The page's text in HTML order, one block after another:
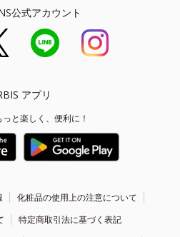
公式アカウント
アプリ
と楽しく、便利に！
化粧品の使用上の注意について
特定商取引法に基づく表記